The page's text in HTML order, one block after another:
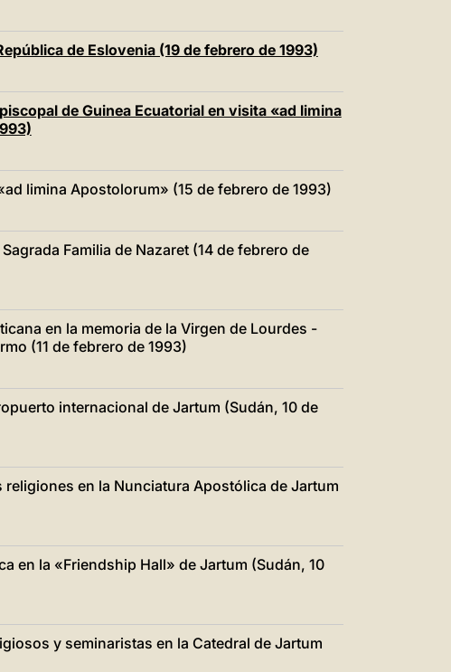
de Eslovenia (19 de febrero de 1993)
de Guinea Ecuatorial en visita «ad limina
limina Apostolorum» (15 de febrero de 1993)
Familia de Nazaret (14 de febrero de
en la memoria de la Virgen de Lourdes -
(11 de febrero de 1993)
internacional de Jartum (Sudán, 10 de
en la Nunciatura Apostólica de Jartum
en la «Friendship Hall» de Jartum (Sudán, 10
y seminaristas en la Catedral de Jartum